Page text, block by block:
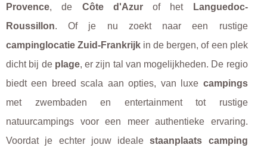
Provence, de Côte d'Azurof het
Languedoc-
Roussillon. Of je nu zoekt naar een rustige
campinglocatie Zuid-Frankrijk in de bergen, of een plek
dicht bij de plage, er zijn tal van mogelijkheden. De regio
biedt een breed scala aan opties, van luxe campings
met zwembaden en entertainment tot rustige
natuurcampings voor een meer authentieke ervaring.
Voordat je echter jouw idealestaanplaats camping